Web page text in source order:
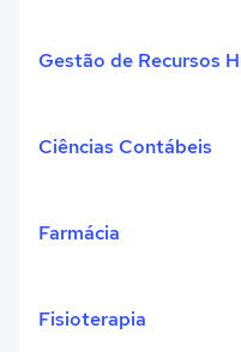
Gestão de Recursos
Ciências Contábeis
Farmácia
Fisioterapia